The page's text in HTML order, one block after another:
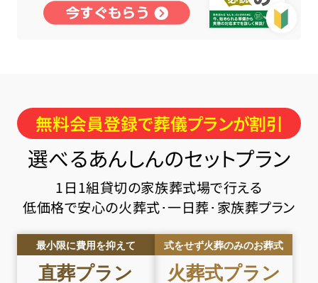
無料会員登録で葬儀プランが割引
選べるあんしんのセットプラン
1日1組貸切の家族葬式場で行える
低価格で安心の火葬式･一日葬･家族葬プラン
最小限に費用を抑えて
直葬プラン
式をせず火葬のみのお葬式
火葬式プラン